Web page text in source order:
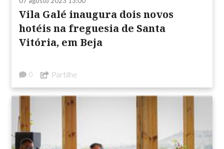
Vila Galé inaugura dois novos
hotéis na freguesia de Santa
Vitória, em Beja
0 Partilhe